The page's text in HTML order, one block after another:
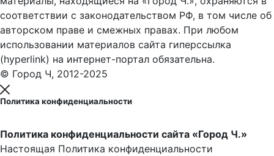
соответствии с законодательством РФ, в том числе об
авторском праве и смежных правах. При любом
использовании материалов сайта гиперссылка
(hyperlink) на интернет-портал обязательна.
© Город Ч, 2012-2025
Политика конфиденциальности
Политика конфиденциальности сайта «Город Ч.»
Настоящая Политика конфиденциальности